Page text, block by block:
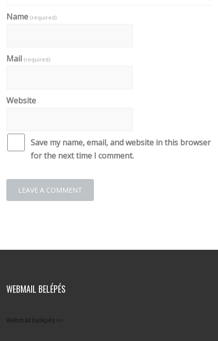
Name(required)
Mail(required)
Website
Save my name, email, and website in this browser
for the next time I comment.
WEBMAIL BELÉPÉS
Webmail belépés >>